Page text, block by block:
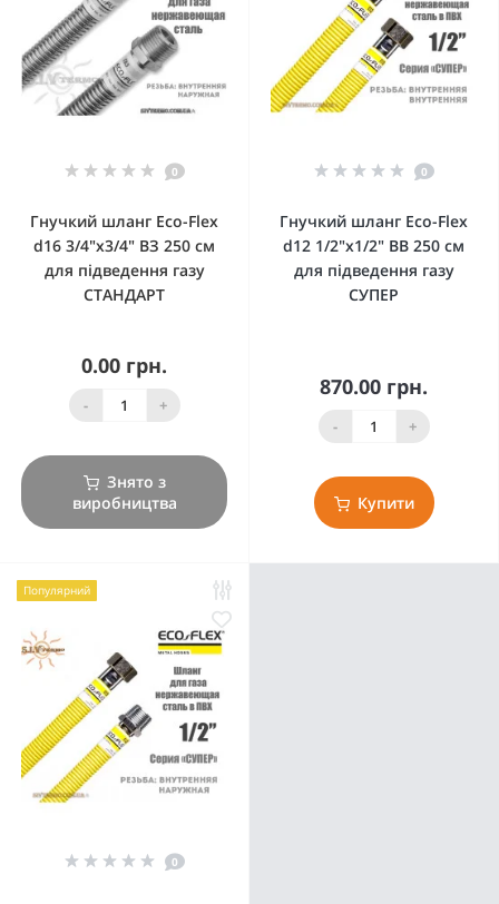
0
Гнучкий шланг Eco-Flex
d16 3/4"х3/4" ВЗ 250 см
для підведення газу
СТАНДАРТ
0.00 грн.
- +
Знято з
виробництва
0
Гнучкий шланг Eco-Flex
d12 1/2"х1/2" ВВ 250 см
для підведення газу
СУПЕР
870.00 грн.
- +
Купити
Популярний
0